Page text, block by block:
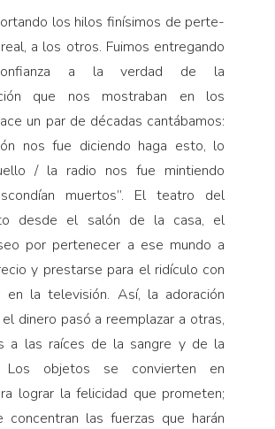
los hilos finísimos de perte­
a los otros. Fuimos entregando
a la verdad de la
que nos mostraban en los
un par de décadas cantábamos:
nos fue diciendo haga esto, lo
/ la radio nos fue mintiendo
muertos”. El teatro del
desde el salón de la casa, el
por pertenecer a ese mundo a
y prestarse para el ridí­culo con
la televisión. Así, la adoración
dinero pasó a reemplazar a otras,
a las raíces de la sangre y de la
Los objetos se convierten en
lograr la felicidad que prometen;
las fuerzas que harán